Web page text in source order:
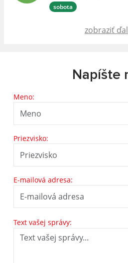
sobota
zobraziť
Napíšte
Meno:
Priezvisko:
E-mailová adresa:
Text vašej správy: